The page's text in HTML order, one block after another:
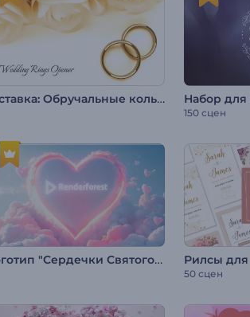
Заставка: Обручальные кольца
150 сцен
Логотип "Сердечки Святого Валентина"
50 сцен